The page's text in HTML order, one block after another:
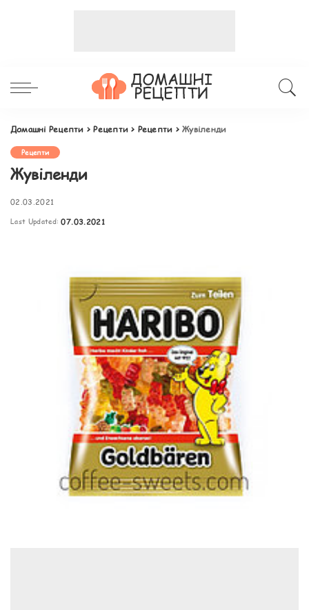
Домашні Рецепти >Рецепти > Рецепти >Жувіленди
Рецепти
Жувіленди
02.03.2021
Last Updated: 07.03.2021